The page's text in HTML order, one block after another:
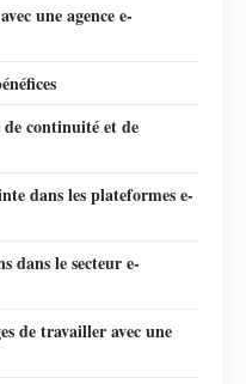
une agence e-
continuité et de
dans les plateformes e-
dans le secteur e-
de travailler avec une